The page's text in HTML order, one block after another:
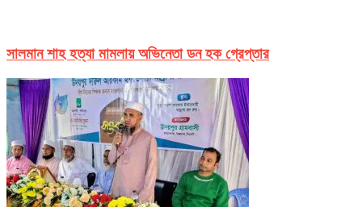
সালমান শাহ হত্যা মামলায় অভিনেতা ডন হক গ্রেপ্তার